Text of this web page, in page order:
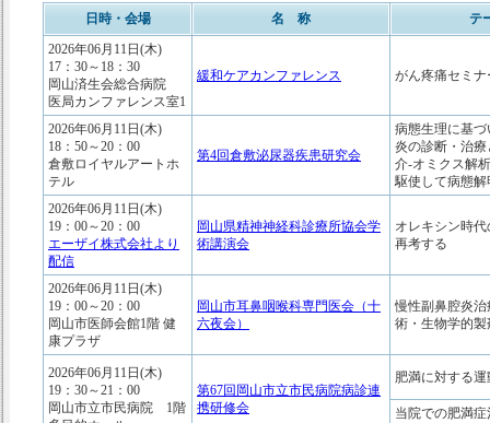
日時・会場
名 称
テ
2026年06月11日(木)
17：30～18：30
岡山済生会総合病院
医局カンファレンス室1
緩和ケアカンファレンス がん疼痛セミナ
2026年06月11日(木)
18：50～20：00
倉敷ロイヤルアートホ
テル
第4回倉敷泌尿器疾患研究会
病態生理に基
炎の診断・治
介-オミクス解
駆使して病態
2026年06月11日(木)
19：00～20：00
エーザイ株式会社より
配信
岡山県精神神経科診療所協会学
術講演会
オレキシン時
再考する
2026年06月11日(木)
19：00～20：00
岡山市医師会館1階 健
康プラザ
岡山市耳鼻咽喉科専門医会（十
六夜会）
慢性副鼻腔炎
術・生物学的
2026年06月11日(木)
19：30～21：00
岡山市立市民病院 1階
第67回岡山市立市民病院病診連
携研修会
肥満に対する運
当院での肥満